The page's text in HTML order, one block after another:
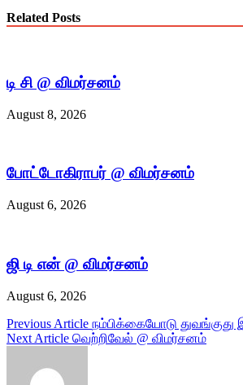
Related Posts
டி சி @ விமர்சனம்
August 8, 2026
போட்டோகிராபர் @ விமர்சனம்
August 6, 2026
ஜி டி என் @ விமர்சனம்
August 6, 2026
Post
navigation
Previous Article நம்பிக்கையோடு துவங்குது
Next Article வெற்றிவேல் @ விமர்சனம்